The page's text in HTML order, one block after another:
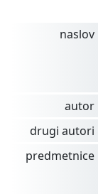
naslov
autor
drugi autori
predmetnice